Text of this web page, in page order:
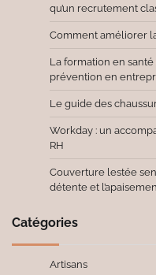
qu’un recrutement
Comment améliorer
La formation en
prévention en
Le guide des
Workday : un
RH
Couverture lestée
détente et
Catégories
Artisans